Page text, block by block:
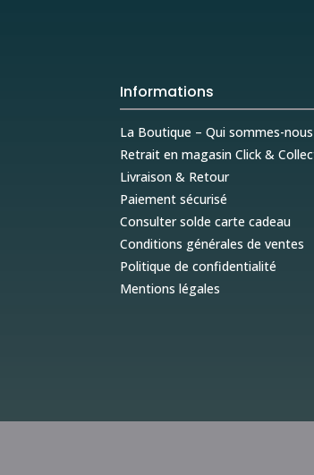
Informations
La Boutique – Qui sommes-nous
Retrait en magasin Click &
Livraison & Retour
Paiement sécurisé
Consulter solde carte cadeau
Conditions générales de ventes
Politique de confidentialité
Mentions légales